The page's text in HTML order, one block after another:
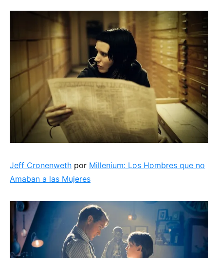
Jeff Cronenweth por Millenium: Los Hombres que no
Amaban a las Mujeres